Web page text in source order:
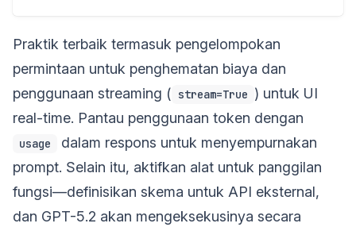
Praktik terbaik termasuk pengelompokan
permintaan untuk penghematan biaya dan
penggunaan streaming ( stream=True ) untuk UI
real-time. Pantau penggunaan token dengan
usage
dalam respons untuk menyempurnakan
prompt. Selain itu, aktifkan alat untuk panggilan
fungsi—definisikan skema untuk API eksternal,
dan GPT-5.2 akan mengeksekusinya secara